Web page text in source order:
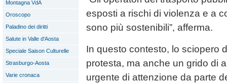
Montagna VdA
Oroscopo
Paladino dei diritti
Salute in Valle d'Aosta
Speciale Saison Culturelle
Strasburgo-Aosta
Varie cronaca
esposti a rischi di violenza e a
sono più sostenibili”, afferma.
In questo contesto, lo sciopero
protesta, ma anche un grido di
urgente di attenzione da parte